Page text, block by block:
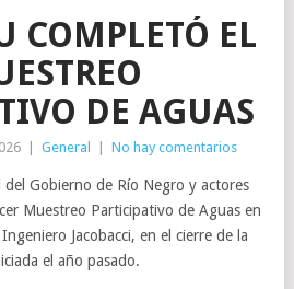
COMPLETÓ EL
DE AGUAS
General No hay comentarios
Gobierno de Río Negro y actores
Muestreo Participativo de Aguas en
Jacobacci, en el cierre de la
el año pasado.